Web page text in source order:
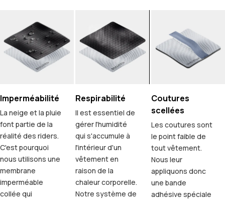
Imperméabilité
La neige et la pluie
font partie de la
réalité des riders.
C'est pourquoi
nous utilisons une
membrane
imperméable
collée qui
Respirabilité
Il est essentiel de
gérer l'humidité
qui s'accumule à
l'intérieur d'un
vêtement en
raison de la
chaleur corporelle.
Notre système de
Coutures
scellées
Les coutures sont
le point faible de
tout vêtement.
Nous leur
appliquons donc
une bande
adhésive spéciale